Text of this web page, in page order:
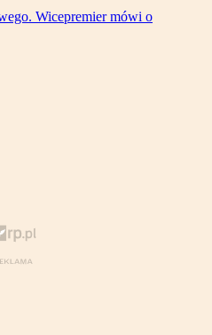
Wicepremier mówi o